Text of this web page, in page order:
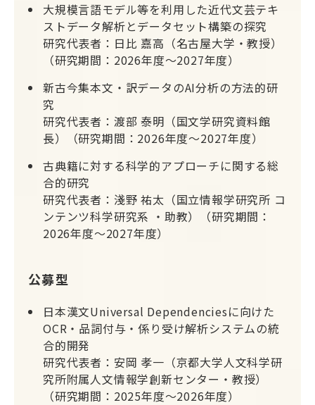
大規模言語モデル等を利用した近代文芸テキ
ストデータ解析とデータセット構築の探究
研究代表者：日比 嘉高（名古屋大学・教授）
（研究期間：2026年度～2027年度）
新古今集本文・訳データのAI分析の方法的研
究
研究代表者：渡部 泰明（国文学研究資料館
長）（研究期間：2026年度～2027年度）
古典籍に対する科学的アプローチに関する総
合的研究
研究代表者：淺野 祐太（国立情報学研究所 コ
ンテンツ科学研究系 ・助教）（研究期間：
2026年度～2027年度）
公募型
日本漢文Universal Dependenciesに向けた
OCR・品詞付与・係り受け解析システムの統
合的開発
研究代表者：安岡 孝一（京都大学人文科学研
究所附属人文情報学創新センター・教授）
（研究期間：2025年度～2026年度）